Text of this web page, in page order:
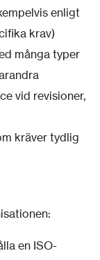
enligt
krav)
många typer
vid revisioner,
kräver tydlig
en ISO-